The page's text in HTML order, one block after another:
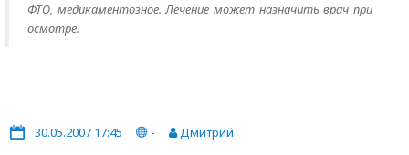
ФТО, медикаментозное. Лечение может назначить врач при
осмотре.
30.05.2007 17:45 -
Дмитрий